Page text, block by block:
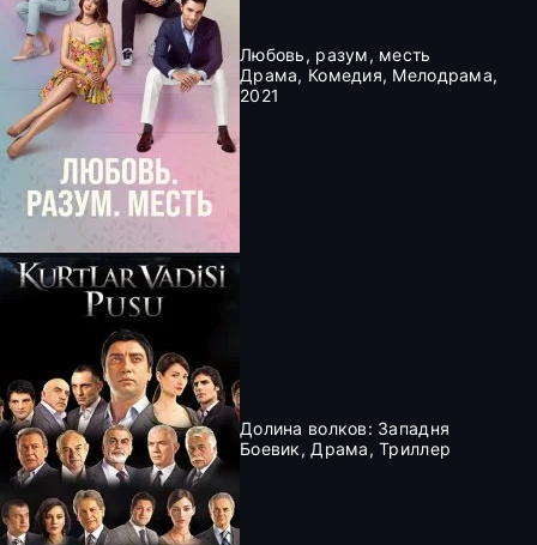
Любовь, разум, месть
Драма, Комедия, Мелодрама,
2021
Долина волков: Западня
Боевик, Драма, Триллер